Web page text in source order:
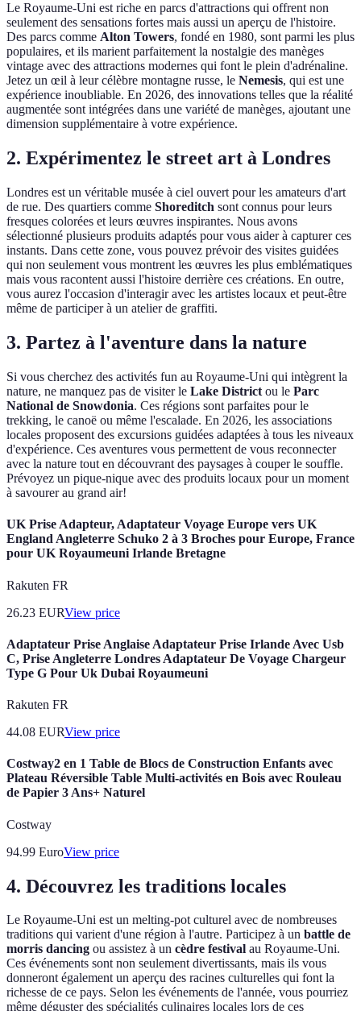
Le Royaume-Uni est riche en parcs d'attractions qui offrent non
seulement des sensations fortes mais aussi un aperçu de l'histoire.
Des parcs comme Alton Towers, fondé en 1980, sont parmi les plus
populaires, et ils marient parfaitement la nostalgie des manèges
vintage avec des attractions modernes qui font le plein d'adrénaline.
Jetez un œil à leur célèbre montagne russe, le Nemesis, qui est une
expérience inoubliable. En 2026, des innovations telles que la réalité
augmentée sont intégrées dans une variété de manèges, ajoutant une
dimension supplémentaire à votre expérience.
2. Expérimentez le street art à Londres
Londres est un véritable musée à ciel ouvert pour les amateurs d'art
de rue. Des quartiers comme Shoreditch sont connus pour leurs
fresques colorées et leurs œuvres inspirantes. Nous avons
sélectionné plusieurs produits adaptés pour vous aider à capturer ces
instants. Dans cette zone, vous pouvez prévoir des visites guidées
qui non seulement vous montrent les œuvres les plus emblématiques
mais vous racontent aussi l'histoire derrière ces créations. En outre,
vous aurez l'occasion d'interagir avec les artistes locaux et peut-être
même de participer à un atelier de graffiti.
3. Partez à l'aventure dans la nature
Si vous cherchez des activités fun au Royaume-Uni qui intègrent la
nature, ne manquez pas de visiter le Lake District ou le Parc
National de Snowdonia. Ces régions sont parfaites pour le
trekking, le canoë ou même l'escalade. En 2026, les associations
locales proposent des excursions guidées adaptées à tous les niveaux
d'expérience. Ces aventures vous permettent de vous reconnecter
avec la nature tout en découvrant des paysages à couper le souffle.
Prévoyez un pique-nique avec des produits locaux pour un moment
à savourer au grand air!
UK Prise Adapteur, Adaptateur Voyage Europe vers UK
England Angleterre Schuko 2 à 3 Broches pour Europe, France
pour UK Royaumeuni Irlande Bretagne
Rakuten FR
26.23 EURView price
Adaptateur Prise Anglaise Adaptateur Prise Irlande Avec Usb
C, Prise Angleterre Londres Adaptateur De Voyage Chargeur
Type G Pour Uk Dubai Royaumeuni
Rakuten FR
44.08 EURView price
Costway2 en 1 Table de Blocs de Construction Enfants avec
Plateau Réversible Table Multi-activités en Bois avec Rouleau
de Papier 3 Ans+ Naturel
Costway
94.99 EuroView price
4. Découvrez les traditions locales
Le Royaume-Uni est un melting-pot culturel avec de nombreuses
traditions qui varient d'une région à l'autre. Participez à un battle de
morris dancing ou assistez à un cèdre festival au Royaume-Uni.
Ces événements sont non seulement divertissants, mais ils vous
donneront également un aperçu des racines culturelles qui font la
richesse de ce pays. Selon les événements de l'année, vous pourriez
même déguster des spécialités culinaires locales lors de ces